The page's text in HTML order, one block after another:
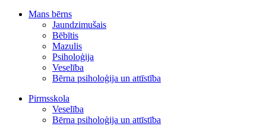
Mans bērns
Jaundzimušais
Bēbītis
Mazulis
Psiholoģija
Veselība
Bērna psiholoģija un attīstība
Pirmsskola
Veselība
Bērna psiholoģija un attīstība